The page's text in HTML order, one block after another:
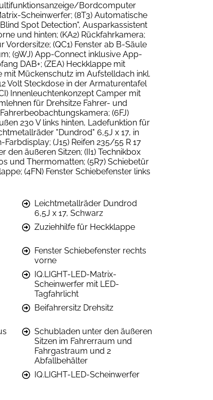
Bordcomputer
Scheinwerfer; (8T3) Automatische
Spot Detection", Ausparkassistent
und hinten; (KA2) Rückfahrkamera;
(QC1) Fenster ab B-Säule
(9WJ) App-Connect inklusive App-
DAB+; (ZEA) Heckklappe mit
Mückenschutz im Aufstelldach inkl.
Volt Steckdose in der Armaturentafel
Innenleuchtenkonzept Camper mit
für Drehsitze Fahrer- und
(6FJ)
230 V links hinten, Ladefunktion für
"Dundrod" 6,5J x 17, in
(J15) Reifen 235/55 R 17
den äußeren Sitzen; (II1) Technikbox
und Thermomatten; (5R7) Schiebetür
(4FN) Fenster Schiebefenster links
Leichtmetallräder Dundrod
6,5J x 17, Schwarz
Zuziehhilfe für Heckklappe
Fenster Schiebefenster rechts
vorne
IQ.LIGHT-LED-Matrix-
Scheinwerfer mit LED-
Tagfahrlicht
Beifahrersitz Drehsitz
Schubladen unter den äußeren
Sitzen im Fahrerraum und
Fahrgastraum und 2
Abfallbehälter
IQ.LIGHT-LED-Scheinwerfer